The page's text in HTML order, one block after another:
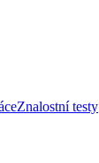
Znalostní testy